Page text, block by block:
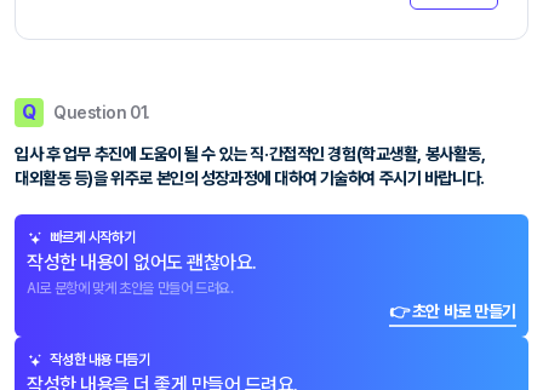
Q Question 01.
입사 후 업무 추진에 도움이 될 수 있는 직·간접적인 경험(학교생활, 봉사활동,
대외활동 등)을 위주로 본인의 성장과정에 대하여 기술하여 주시기 바랍니다.
빠르게 시작하기
작성한 내용이 없어도 괜찮아요.
AI로 문항에 맞게 초안을 만들어 드려요.
👉 초안 바로 만들기
작성한 내용 다듬기
작성한 내용을 더 좋게 만들어 드려요.